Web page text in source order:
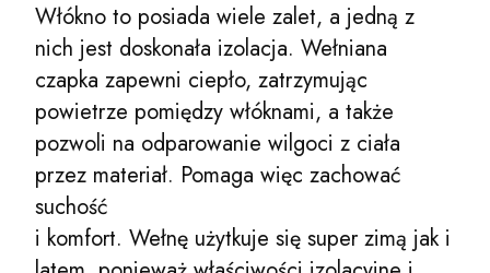
Włókno to posiada wiele zalet, a jedną z
nich jest doskonała izolacja. Wełniana
czapka zapewni ciepło, zatrzymując
powietrze pomiędzy włóknami, a także
pozwoli na odparowanie wilgoci z ciała
przez materiał. Pomaga więc zachować
suchość
i komfort. Wełnę użytkuje się super zimą jak i